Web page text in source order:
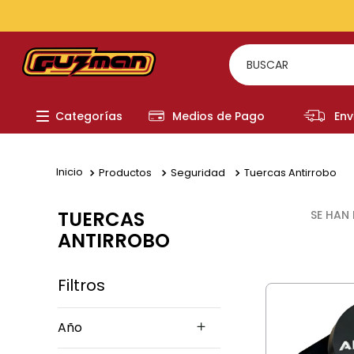
BUSCAR
Categorías Medios de Pago
Productos Seguridad Tuercas Antirrobo
TUERCAS
ANTIRROBO
Filtros
Año
4 .